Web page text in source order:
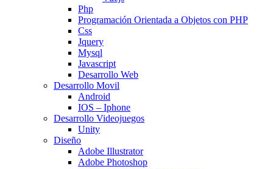
Php
Programación Orientada a Objetos con PHP
Css
Jquery
Mysql
Javascript
Desarrollo Web
Desarrollo Movil
Android
IOS – Iphone
Desarrollo Videojuegos
Unity
Diseño
Adobe Illustrator
Adobe Photoshop